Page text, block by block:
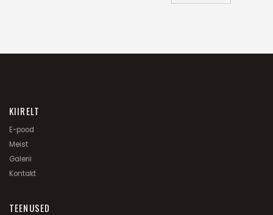
KIIRELT
E-pood
Meist
Galerii
Kontakt
TEENUSED